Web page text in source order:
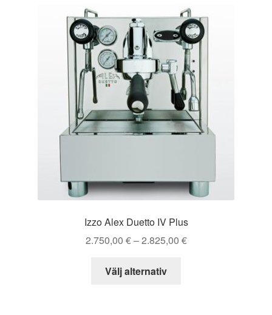
Izzo Alex Duetto IV Plus
2.750,00 €–2.825,00 €Prisintervall:
Välj alternativ